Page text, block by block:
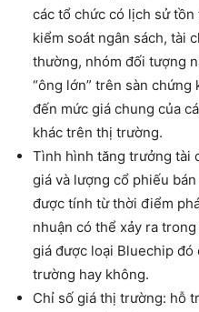
các tổ chức có lịch sử tồn
kiểm soát ngân sách, tài
thường, nhóm đối tượng
“ông lớn” trên sàn chứng
đến mức giá chung của
khác trên thị trường.
Tình hình tăng trưởng tài
giá và lượng cổ phiếu
được tính từ thời điểm
nhuận có thể xảy ra
giá được loại Bluechip
trường hay không.
Chỉ số giá thị trường: hỗ